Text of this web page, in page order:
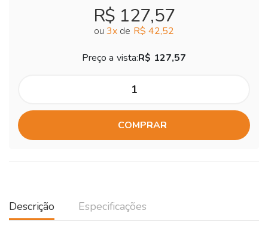
R$ 127,57
ou 3x de R$ 42,52
Preço a vista:R$ 127,57
COMPRAR
Descrição Especificações